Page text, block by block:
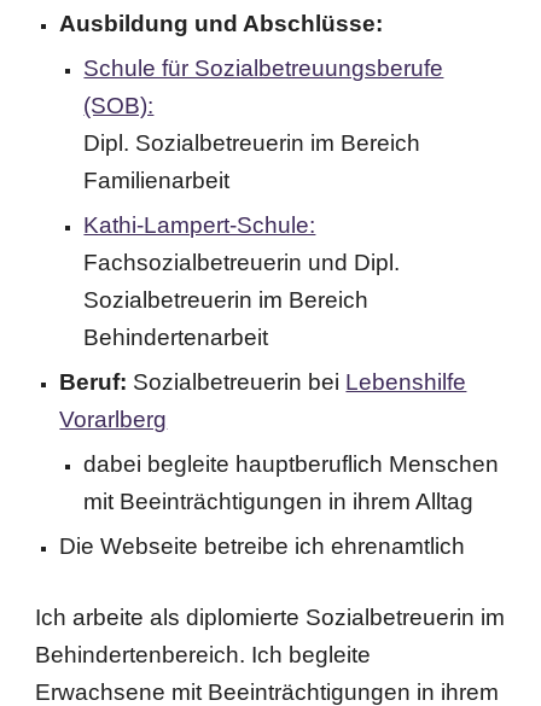
Ausbildung und Abschlüsse:
Schule für Sozialbetreuungsberufe
(SOB):
Dipl. Sozialbetreuerin im Bereich
Familienarbeit
Kathi-Lampert-Schule:
Fachsozialbetreuerin und Dipl.
Sozialbetreuerin im Bereich
Behindertenarbeit
Beruf: Sozialbetreuerin bei Lebenshilfe
Vorarlberg
dabei begleite hauptberuflich Menschen
mit Beeinträchtigungen in ihrem Alltag
Die Webseite betreibe ich ehrenamtlich
Ich arbeite als diplomierte Sozialbetreuerin im
Behindertenbereich. Ich begleite
Erwachsene mit Beeinträchtigungen in ihrem